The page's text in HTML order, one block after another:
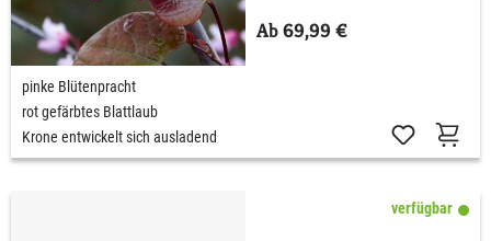
Ab 69,99 €
pinke Blütenpracht
rot gefärbtes Blattlaub
Krone entwickelt sich ausladend
verfügbar